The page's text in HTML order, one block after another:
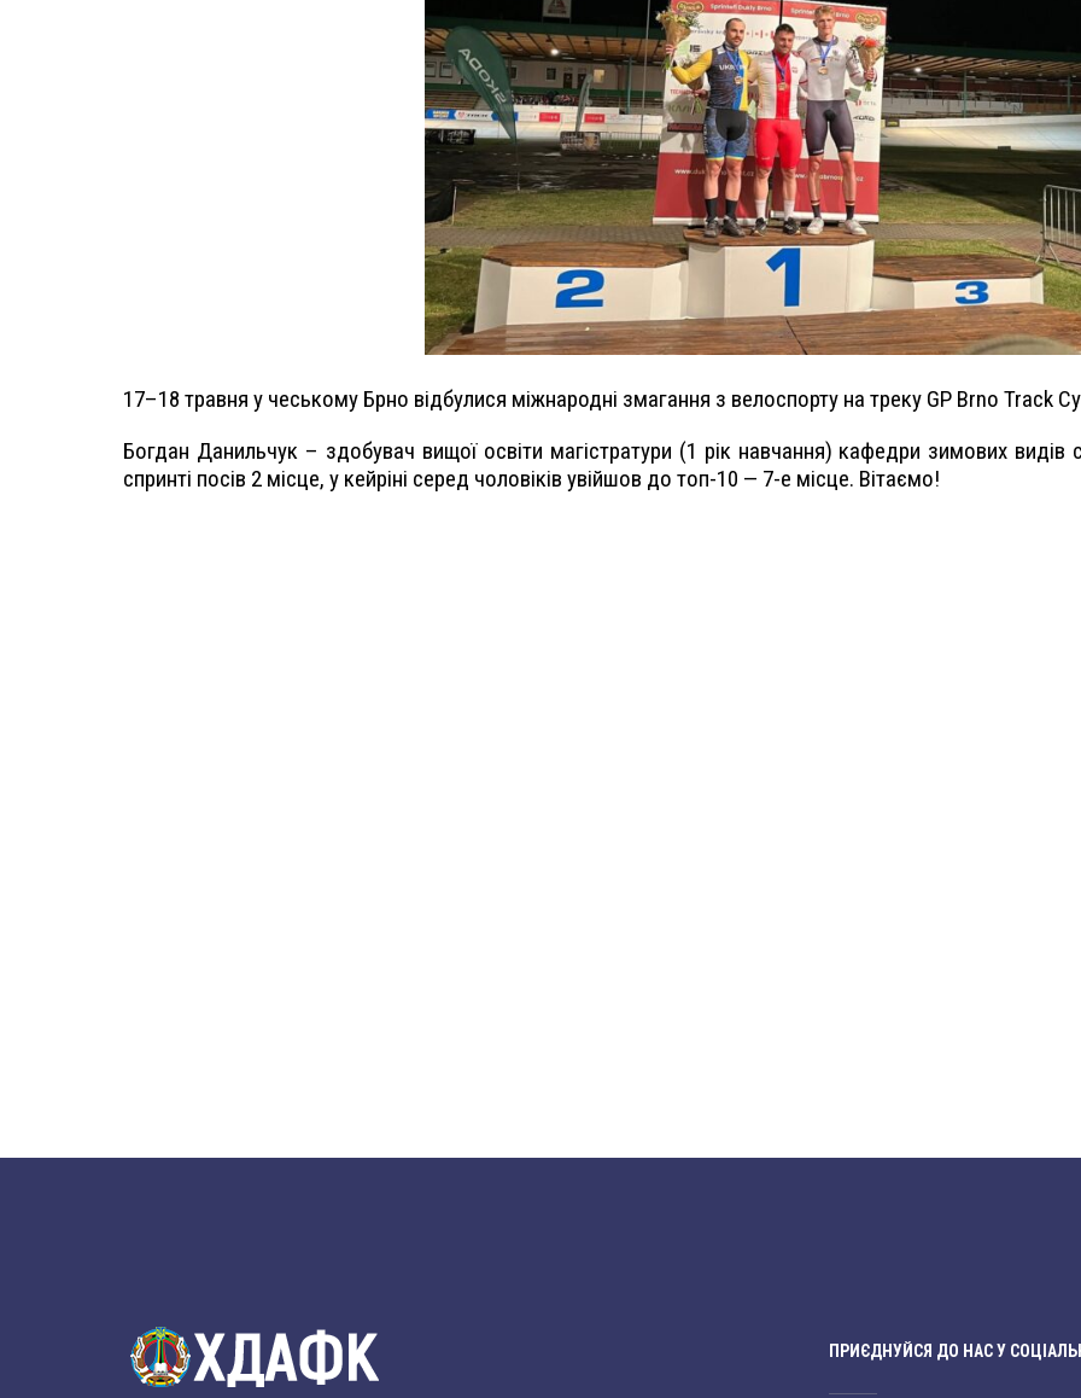
17–18 травня у чеському Брно відбулися міжнародні змагання з велоспорту на треку GP Brno Track
Богдан Данильчук – здобувач вищої освіти магістратури (1 рік навчання) кафедри зимових видів
спринті посів 2 місце, у кейріні серед чоловіків увійшов до топ-10 — 7-е місце. Вітаємо!
ПРИЄДНУЙСЯ ДО НАС У